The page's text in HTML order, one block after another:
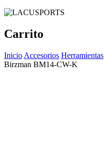
Carrito
Inicio Accesorios Herramientas
Birzman BM14-CW-K